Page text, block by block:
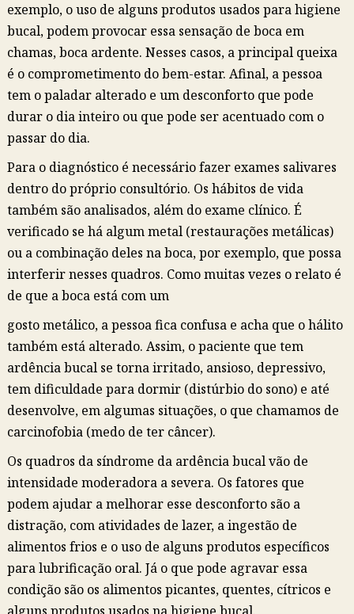
exemplo, o uso de alguns produtos usados para higiene
bucal, podem provocar essa sensação de boca em
chamas, boca ardente. Nesses casos, a principal queixa
é o comprometimento do bem-estar. Afinal, a pessoa
tem o paladar alterado e um desconforto que pode
durar o dia inteiro ou que pode ser acentuado com o
passar do dia.
Para o diagnóstico é necessário fazer exames salivares
dentro do próprio consultório. Os hábitos de vida
também são analisados, além do exame clínico. É
verificado se há algum metal (restaurações metálicas)
ou a combinação deles na boca, por exemplo, que possa
interferir nesses quadros. Como muitas vezes o relato é
de que a boca está com um
gosto metálico, a pessoa fica confusa e acha que o hálito
também está alterado. Assim, o paciente que tem
ardência bucal se torna irritado, ansioso, depressivo,
tem dificuldade para dormir (distúrbio do sono) e até
desenvolve, em algumas situações, o que chamamos de
carcinofobia (medo de ter câncer).
Os quadros da síndrome da ardência bucal vão de
intensidade moderadora a severa. Os fatores que
podem ajudar a melhorar esse desconforto são a
distração, com atividades de lazer, a ingestão de
alimentos frios e o uso de alguns produtos específicos
para lubrificação oral. Já o que pode agravar essa
condição são os alimentos picantes, quentes, cítricos e